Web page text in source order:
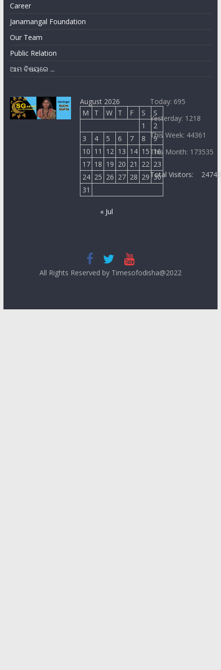
Career
Janamangal Foundation
Our Team
Public Relation
ଆମ ବିଷୟରେ ...
August 2026
M
T W T F S
S
1
2
3
4 5 6 7 8
9
10 11 12 13 14 15 16
17 18 19 20 21 22 23
24 25 26 27 28 29 30
31
« Jul
Today: 695
Yesterday: 1218
This Week: 44361
This Month: 173535
Total Visitors:
All Rights Reserved by Timesofodisha@2022